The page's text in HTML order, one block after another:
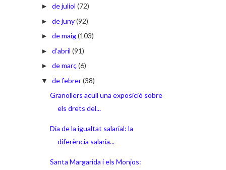
► de juliol (72)
► de juny(92)
► de maig(103)
► d’abril (91)
► de març(6)
▼ de febrer(38)
Granollers acull una exposició sobre
els drets del...
Dia de la igualtat salarial: la
diferència salaria...
Santa Margarida i els Monjos: